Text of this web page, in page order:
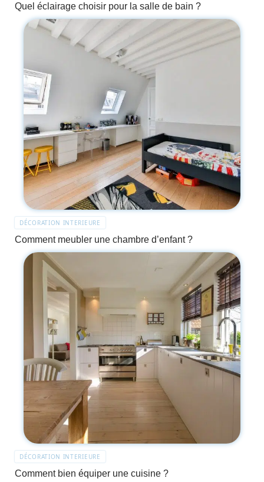
Quel éclairage choisir pour la salle de bain ?
DÉCORATION INTERIEURE
Comment meubler une chambre d’enfant ?
DÉCORATION INTERIEURE
Comment bien équiper une cuisine ?